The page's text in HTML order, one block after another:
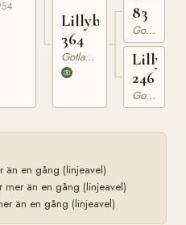
Lillyboj
364
Gotlandsruss
83
Gotlandsruss
Lilly
246
Gotlandsruss
än en gång (linjeavel)
än en gång (linjeavel)
än en gång (linjeavel)